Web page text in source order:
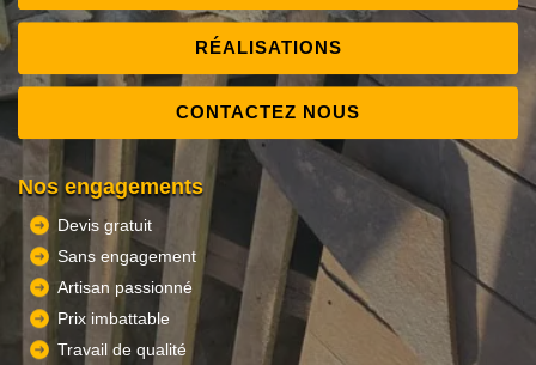
RÉALISATIONS
CONTACTEZ NOUS
Nos engagements
Devis gratuit
Sans engagement
Artisan passionné
Prix imbattable
Travail de qualité